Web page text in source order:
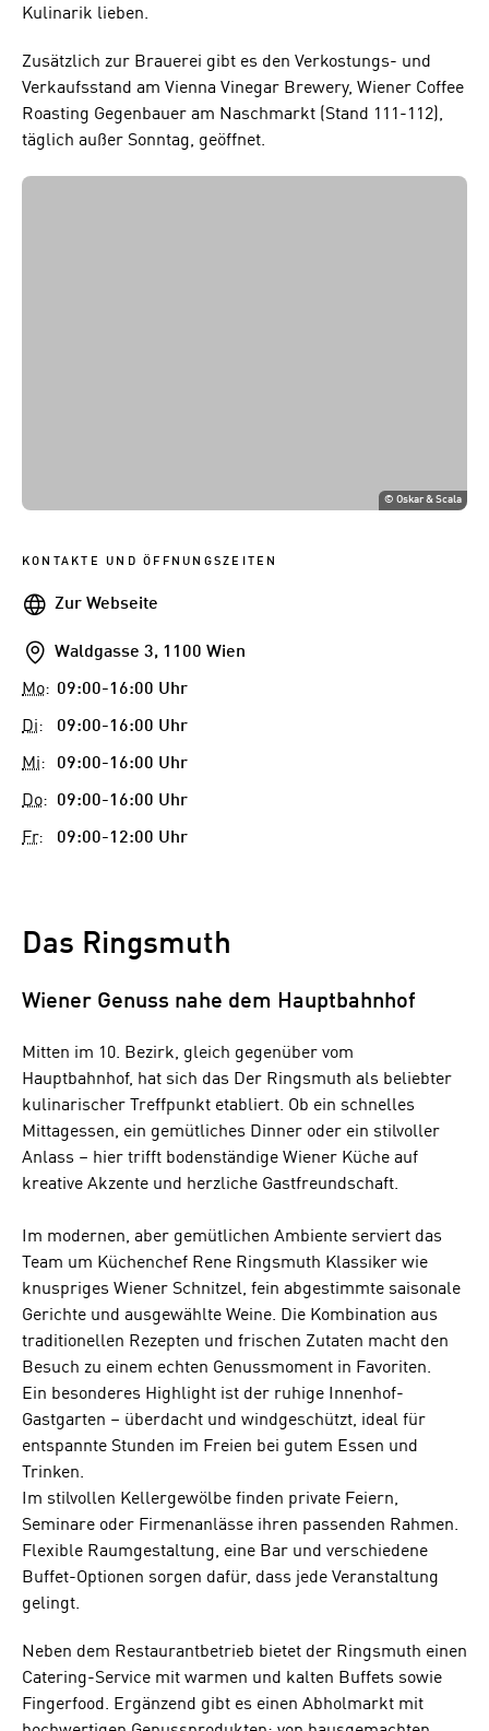
Kulinarik lieben.
Zusätzlich zur Brauerei gibt es den Verkostungs- und
Verkaufsstand am Vienna Vinegar Brewery, Wiener Coffee
Roasting Gegenbauer am Naschmarkt (Stand 111-112),
täglich außer Sonntag, geöffnet.
©Oskar & Scala
KONTAKTE UND ÖFFNUNGSZEITEN
WebseiteZur Webseite
Addresse
Waldgasse 3, 1100 Wien
Mo: 09:00-16:00 Uhr
Di: 09:00-16:00 Uhr
Mi: 09:00-16:00 Uhr
Do: 09:00-16:00 Uhr
Fr: 09:00-12:00 Uhr
Das Ringsmuth
Wiener Genuss nahe dem Hauptbahnhof
Mitten im 10. Bezirk, gleich gegenüber vom
Hauptbahnhof, hat sich das Der Ringsmuth als beliebter
kulinarischer Treffpunkt etabliert. Ob ein schnelles
Mittagessen, ein gemütliches Dinner oder ein stilvoller
Anlass – hier trifft bodenständige Wiener Küche auf
kreative Akzente und herzliche Gastfreundschaft.
Im modernen, aber gemütlichen Ambiente serviert das
Team um Küchenchef Rene Ringsmuth Klassiker wie
knuspriges Wiener Schnitzel, fein abgestimmte saisonale
Gerichte und ausgewählte Weine. Die Kombination aus
traditionellen Rezepten und frischen Zutaten macht den
Besuch zu einem echten Genussmoment in Favoriten.
Ein besonderes Highlight ist der ruhige Innenhof-
Gastgarten – überdacht und windgeschützt, ideal für
entspannte Stunden im Freien bei gutem Essen und
Trinken.
Im stilvollen Kellergewölbe finden private Feiern,
Seminare oder Firmenanlässe ihren passenden Rahmen.
Flexible Raumgestaltung, eine Bar und verschiedene
Buffet-Optionen sorgen dafür, dass jede Veranstaltung
gelingt.
Neben dem Restaurantbetrieb bietet der Ringsmuth einen
Catering-Service mit warmen und kalten Buffets sowie
Fingerfood. Ergänzend gibt es einen Abholmarkt mit